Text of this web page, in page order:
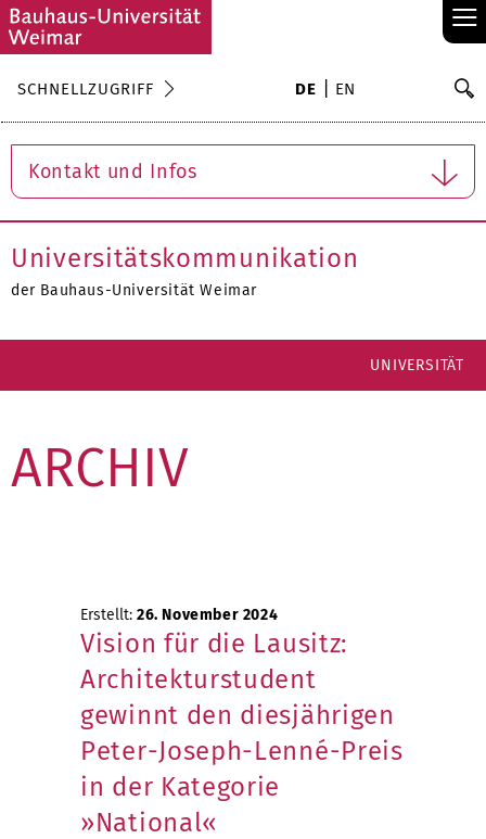
≡
SCHNELLZUGRIFF DE EN
Kontakt und Infos
Universitätskommunikation
der Bauhaus-Universität Weimar
UNIVERSITÄT
ARCHIV
Erstellt: 26. November 2024
Vision für die Lausitz:
Architekturstudent
gewinnt den diesjährigen
Peter-Joseph-Lenné-Preis
in der Kategorie
»National«